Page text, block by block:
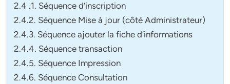
2.4 .1. Séquence d’inscription
2.4.2. Séquence Mise à jour (côté Administrateur)
2.4.3. Séquence ajouter la fiche d’informations
2.4.4. Séquence transaction
2.4.5. Séquence Impression
2.4.6. Séquence Consultation